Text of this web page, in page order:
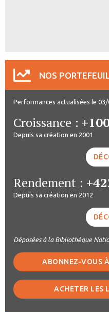
NOS
Performances actualisées le
Croissance :
Depuis sa création en 2001
Rendement :
Depuis sa création en 2012
Déposées à la Bibliothèque
ABONNEZ-VOUS
ACHETER LES